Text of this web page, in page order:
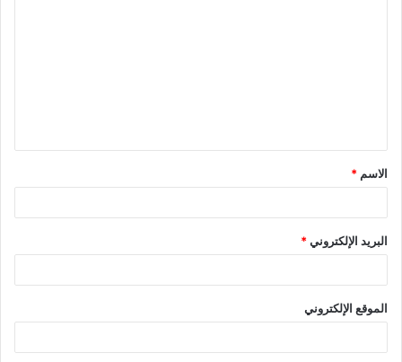
الاسم *
البريد الإلكتروني*
الموقع الإلكتروني